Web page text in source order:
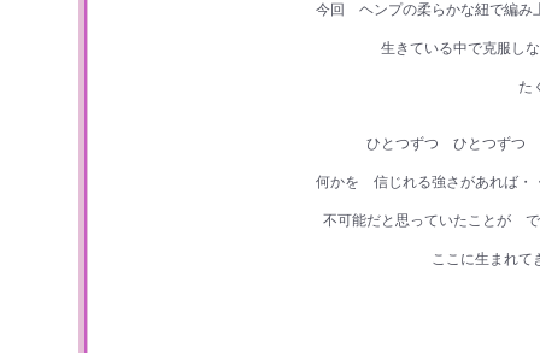
今回 ヘンプの柔らかな紐で編み
生きている中で克服し
た
ひとつずつ ひとつずつ
何かを 信じれる強さがあれば・
不可能だと思っていたことが
ここに生まれ